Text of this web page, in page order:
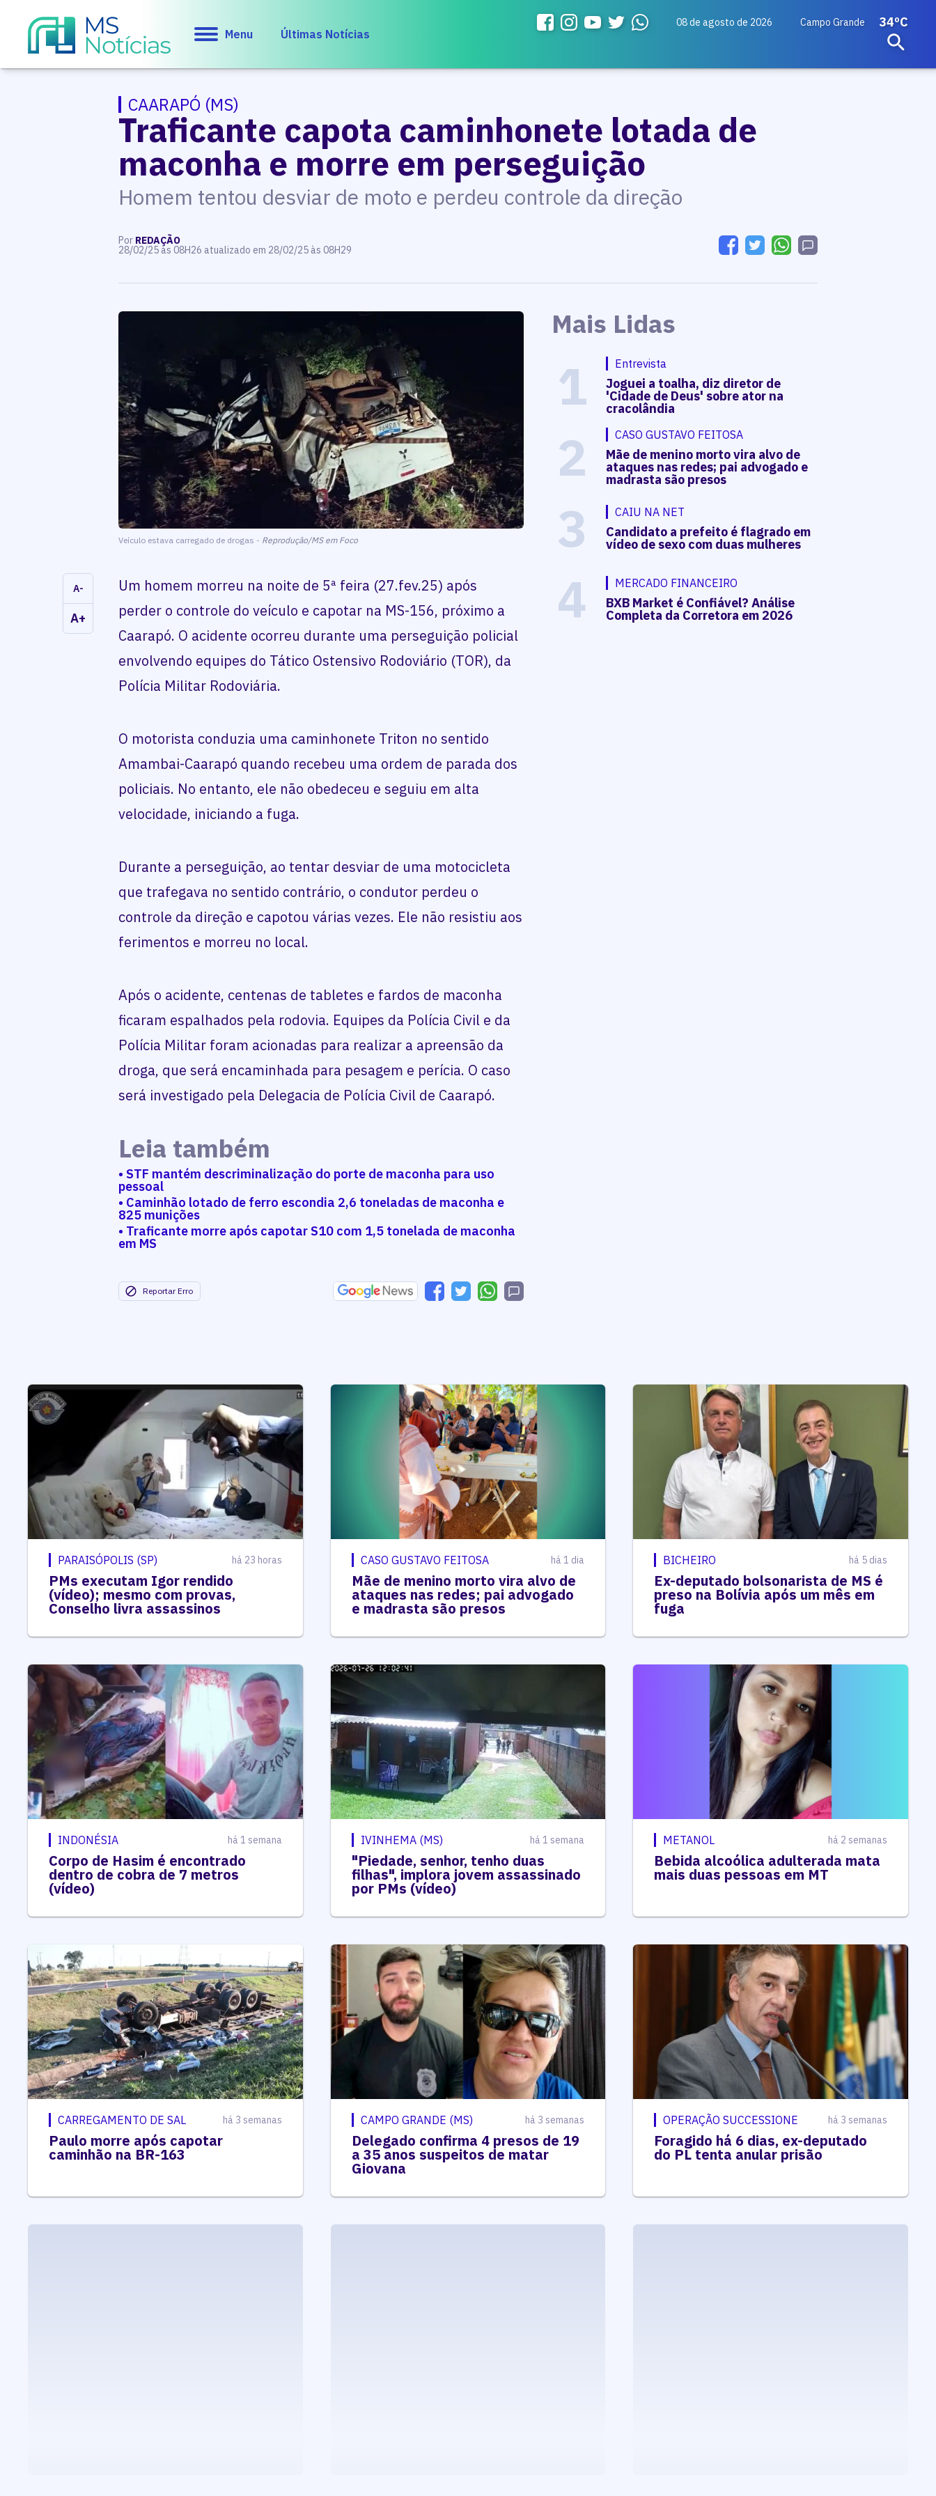
Menu Últimas Notícias
08 de agosto de 2026 Campo Grande 34ºC
CAARAPÓ (MS)
Traficante capota caminhonete lotada de
maconha e morre em perseguição
Homem tentou desviar de moto e perdeu controle da direção
Por REDAÇÃO
28/02/25 às 08H26 atualizado em 28/02/25 às 08H29
Veículo estava carregado de drogas - Reprodução/MS em Foco
A-
A+
Um homem morreu na noite de 5ª feira (27.fev.25) após
perder o controle do veículo e capotar na MS-156, próximo a
Caarapó. O acidente ocorreu durante uma perseguição policial
envolvendo equipes do Tático Ostensivo Rodoviário (TOR), da
Polícia Militar Rodoviária.
O motorista conduzia uma caminhonete Triton no sentido
Amambai-Caarapó quando recebeu uma ordem de parada dos
policiais. No entanto, ele não obedeceu e seguiu em alta
velocidade, iniciando a fuga.
Durante a perseguição, ao tentar desviar de uma motocicleta
que trafegava no sentido contrário, o condutor perdeu o
controle da direção e capotou várias vezes. Ele não resistiu aos
ferimentos e morreu no local.
Após o acidente, centenas de tabletes e fardos de maconha
ficaram espalhados pela rodovia. Equipes da Polícia Civil e da
Polícia Militar foram acionadas para realizar a apreensão da
droga, que será encaminhada para pesagem e perícia. O caso
será investigado pela Delegacia de Polícia Civil de Caarapó.
Leia também
• STF mantém descriminalização do porte de maconha para uso
pessoal
• Caminhão lotado de ferro escondia 2,6 toneladas de maconha e
825 munições
• Traficante morre após capotar S10 com 1,5 tonelada de maconha
em MS
Reportar Erro
Mais Lidas
1 Entrevista
Joguei a toalha, diz diretor de
'Cidade de Deus' sobre ator na
cracolândia
2 CASO GUSTAVO FEITOSA
Mãe de menino morto vira alvo de
ataques nas redes; pai advogado e
madrasta são presos
3 CAIU NA NET
Candidato a prefeito é flagrado em
vídeo de sexo com duas mulheres
4 MERCADO FINANCEIRO
BXB Market é Confiável? Análise
Completa da Corretora em 2026
PARAISÓPOLIS (SP) há 23 horas
PMs executam Igor rendido
(vídeo); mesmo com provas,
Conselho livra assassinos
CASO GUSTAVO FEITOSA há 1 dia
Mãe de menino morto vira alvo de
ataques nas redes; pai advogado
e madrasta são presos
BICHEIRO há 5 dias
Ex-deputado bolsonarista de MS é
preso na Bolívia após um mês em
fuga
INDONÉSIA há 1 semana
Corpo de Hasim é encontrado
dentro de cobra de 7 metros
(vídeo)
IVINHEMA (MS) há 1 semana
"Piedade, senhor, tenho duas
filhas", implora jovem assassinado
por PMs (vídeo)
METANOL há 2 semanas
Bebida alcoólica adulterada mata
mais duas pessoas em MT
CARREGAMENTO DE SAL há 3 semanas
Paulo morre após capotar
caminhão na BR-163
CAMPO GRANDE (MS) há 3 semanas
Delegado confirma 4 presos de 19
a 35 anos suspeitos de matar
Giovana
OPERAÇÃO SUCCESSIONE há 3 semanas
Foragido há 6 dias, ex-deputado
do PL tenta anular prisão